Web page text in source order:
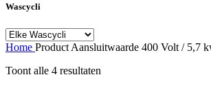
Wascycli
Home Product Aansluitwaarde 400 Volt / 5,7
Toont alle 4 resultaten